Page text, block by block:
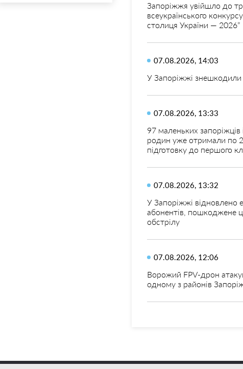
Запоріжжя увійшло до
всеукраїнського
столиця України — 2026”
07.08.2026, 14:03
У Запоріжжі
07.08.2026, 13:33
97 маленьких запоріжців
родин уже отримали по 2
підготовку до першого
07.08.2026, 13:32
У Запоріжжі відновлено
абонентів, пошкоджене
обстрілу
07.08.2026, 12:06
Ворожий FPV-дрон
одному з районів